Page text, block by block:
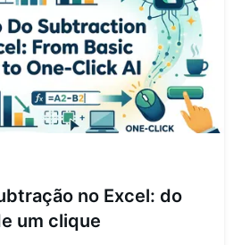
no Excel: do
um clique